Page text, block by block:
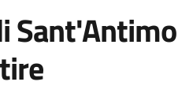
Sant'Antimo